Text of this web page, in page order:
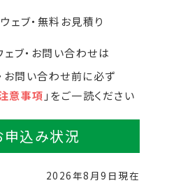
お問い合わせ前に必ず
意事項 」をご一読ください
申込み状況
2026年8月9日現在